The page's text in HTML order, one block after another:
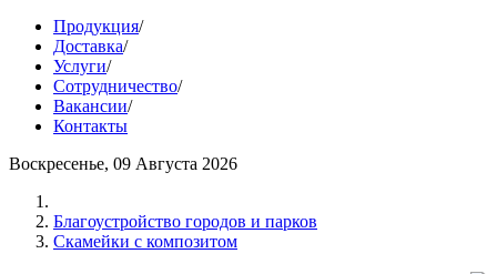
Продукция/
Доставка/
Услуги/
Сотрудничество/
Вакансии/
Контакты
Воскресенье, 09 Августа 2026
Благоустройство городов и парков
Скамейки с композитом